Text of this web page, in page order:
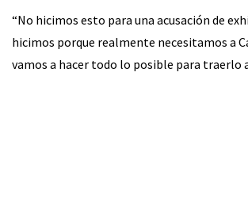
“No hicimos esto para una acusación de
hicimos porque realmente necesitamos a
vamos a hacer todo lo posible para traerlo